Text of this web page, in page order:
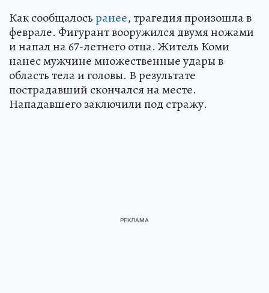
Как сообщалосьранее, трагедия произошла в
феврале. Фигурант вооружился двумя ножами
и напал на 67-летнего отца. Житель Коми
нанес мужчине множественные удары в
область тела и головы. В результате
пострадавший скончался на месте.
Нападавшего заключили под стражу.